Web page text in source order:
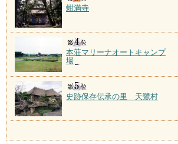
蚶満寺
本荘マリーナオートキャンプ
場
史跡保存伝承の里 天鷺村